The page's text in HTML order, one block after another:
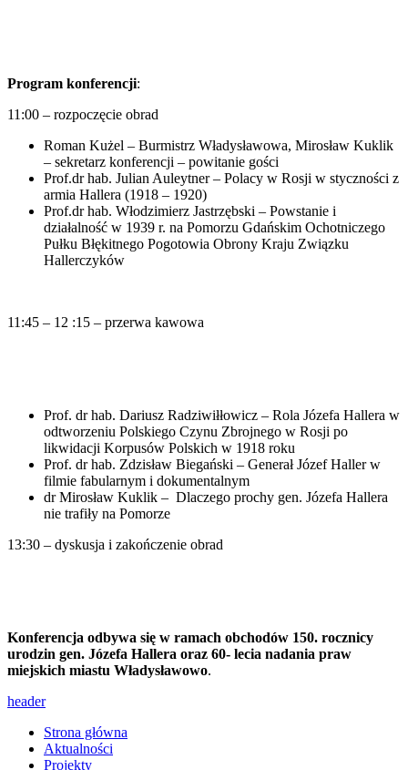
Program konferencji:
11:00 – rozpoczęcie obrad
Roman Kużel – Burmistrz Władysławowa, Mirosław Kuklik
– sekretarz konferencji – powitanie gości
Prof.dr hab. Julian Auleytner – Polacy w Rosji w styczności z
armia Hallera (1918 – 1920)
Prof.dr hab. Włodzimierz Jastrzębski – Powstanie i
działalność w 1939 r. na Pomorzu Gdańskim Ochotniczego
Pułku Błękitnego Pogotowia Obrony Kraju Związku
Hallerczyków
11:45 – 12 :15 – przerwa kawowa
Prof. dr hab. Dariusz Radziwiłłowicz – Rola Józefa Hallera w
odtworzeniu Polskiego Czynu Zbrojnego w Rosji po
likwidacji Korpusów Polskich w 1918 roku
Prof. dr hab. Zdzisław Biegański – Generał Józef Haller w
filmie fabularnym i dokumentalnym
dr Mirosław Kuklik – Dlaczego prochy gen. Józefa Hallera
nie trafiły na Pomorze
13:30 – dyskusja i zakończenie obrad
Konferencja odbywa się w ramach obchodów 150. rocznicy
urodzin gen. Józefa Hallera oraz 60- lecia nadania praw
miejskich miastu Władysławowo.
header
Strona główna
Aktualności
Projekty